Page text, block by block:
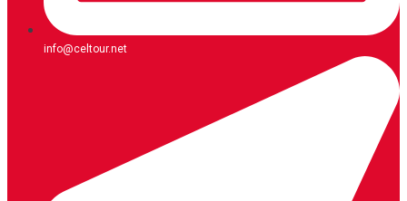
info@celtour.net